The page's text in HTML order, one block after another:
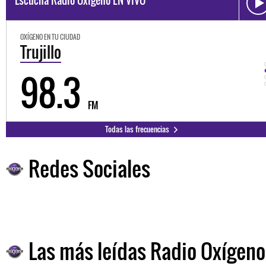
OXÍGENO EN TU CIUDAD
Trujillo
98.3 FM
Todas las frecuencias
Redes Sociales
Las más leídas Radio Oxígeno